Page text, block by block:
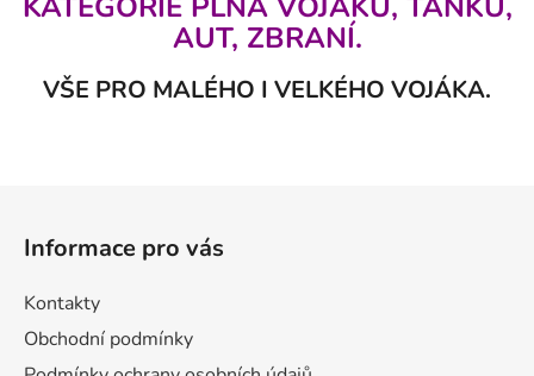
AUT, ZBRANÍ.
VŠE PRO MALÉHO I VELKÉHO VOJÁKA.
Informace pro vás
Kontakty
Obchodní podmínky